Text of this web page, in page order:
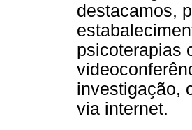
destacamos,
psicoterapias
investigação,
via internet.